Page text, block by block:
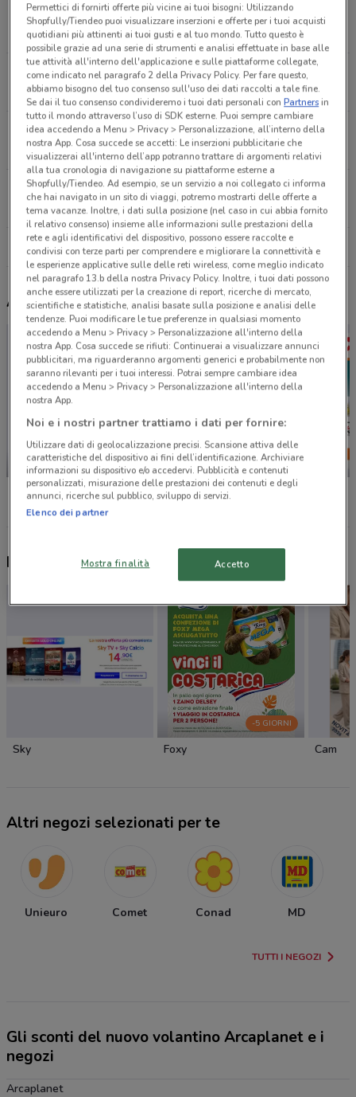
Via Pistoiese - Angolo Del Pesciolino Firenze
4.5 km
CHIUSO
Via Carlo del Prete Firenze
5.9 km
CHIUSO
Via Del Cantone, 49 Sesto Fiorentino
6 km
CHIUSO
Via Barberinese, 84 Campi Bisenzio
9.5 km
CHIUSO
Tutti i negozi Arcaplanet
Altri volantini nelle vicinanze
-1 GIORNO
Unieuro Comet
Nuovi prodotti da provare
Sky
-5 GIORNI
Foxy Cam
Altri negozi selezionati per te
Unieuro Comet Conad MD
TUTTI I NEGOZI
Gli sconti del nuovo volantino Arcaplanet e i
negozi
Arcaplanet
Permettici di fornirti offerte più vicine ai tuoi bisogni: Utilizzando
Shopfully/Tiendeo puoi visualizzare inserzioni e offerte per i tuoi acquisti
quotidiani più attinenti ai tuoi gusti e al tuo mondo. Tutto questo è
possibile grazie ad una serie di strumenti e analisi effettuate in base alle
tue attività all'interno dell'applicazione e sulle piattaforme collegate,
come indicato nel paragrafo 2 della Privacy Policy. Per fare questo,
abbiamo bisogno del tuo consenso sull'uso dei dati raccolti a tale fine.
Se dai il tuo consenso condivideremo i tuoi dati personali conPartnersin
tutto il mondo attraverso l’uso di SDK esterne. Puoi sempre cambiare
idea accedendo a Menu > Privacy > Personalizzazione, all’interno della
nostra App. Cosa succede se accetti: Le inserzioni pubblicitarie che
visualizzerai all'interno dell’app potranno trattare di argomenti relativi
alla tua cronologia di navigazione su piattaforme esterne a
Shopfully/Tiendeo. Ad esempio, se un servizio a noi collegato ci informa
che hai navigato in un sito di viaggi, potremo mostrarti delle offerte a
tema vacanze. Inoltre, i dati sulla posizione (nel caso in cui abbia fornito
il relativo consenso) insieme alle informazioni sulle prestazioni della
rete e agli identificativi del dispositivo, possono essere raccolte e
condivisi con terze parti per comprendere e migliorare la connettività e
le esperienze applicative sulle delle reti wireless, come meglio indicato
nel paragrafo 13.b della nostra Privacy Policy. Inoltre, i tuoi dati possono
anche essere utilizzati per la creazione di report, ricerche di mercato,
scientifiche e statistiche, analisi basate sulla posizione e analisi delle
tendenze. Puoi modificare le tue preferenze in qualsiasi momento
accedendo a Menu > Privacy > Personalizzazione all'interno della
nostra App. Cosa succede se rifiuti: Continuerai a visualizzare annunci
pubblicitari, ma riguarderanno argomenti generici e probabilmente non
saranno rilevanti per i tuoi interessi. Potrai sempre cambiare idea
accedendo a Menu > Privacy > Personalizzazione all'interno della
nostra App.
Noi e i nostri partner trattiamo i dati per fornire:
Utilizzare dati di geolocalizzazione precisi. Scansione attiva delle
caratteristiche del dispositivo ai fini dell’identificazione. Archiviare
informazioni su dispositivo e/o accedervi. Pubblicità e contenuti
personalizzati, misurazione delle prestazioni dei contenuti e degli
annunci, ricerche sul pubblico, sviluppo di servizi.
Elenco dei partner
Mostra finalità Accetto